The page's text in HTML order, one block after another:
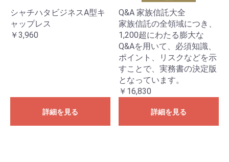
シャチハタビジネスA型キ
ャップレス
￥3,960
詳細を見る
Q&A 家族信託大全
家族信託の全領域につき、
1,200超にわたる膨大な
Q&Aを用いて、必須知識、
ポイント、リスクなどを示
すことで、実務書の決定版
となっています。
￥16,830
詳細を見る